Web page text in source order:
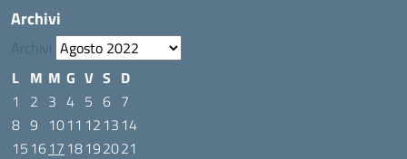
Archivi
Archivi
L M M G V S D
1
2 3 4 5 6 7
8 9 1011 12 13 14
15 1617 18192021